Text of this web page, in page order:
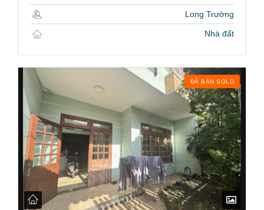
Long Trường
Nhà đất
ĐÃ BÁN SOLD